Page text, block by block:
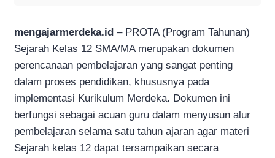
mengajarmerdeka.id – PROTA (Program Tahunan)
Sejarah Kelas 12 SMA/MA merupakan dokumen
perencanaan pembelajaran yang sangat penting
dalam proses pendidikan, khususnya pada
implementasi Kurikulum Merdeka. Dokumen ini
berfungsi sebagai acuan guru dalam menyusun alur
pembelajaran selama satu tahun ajaran agar materi
Sejarah kelas 12 dapat tersampaikan secara